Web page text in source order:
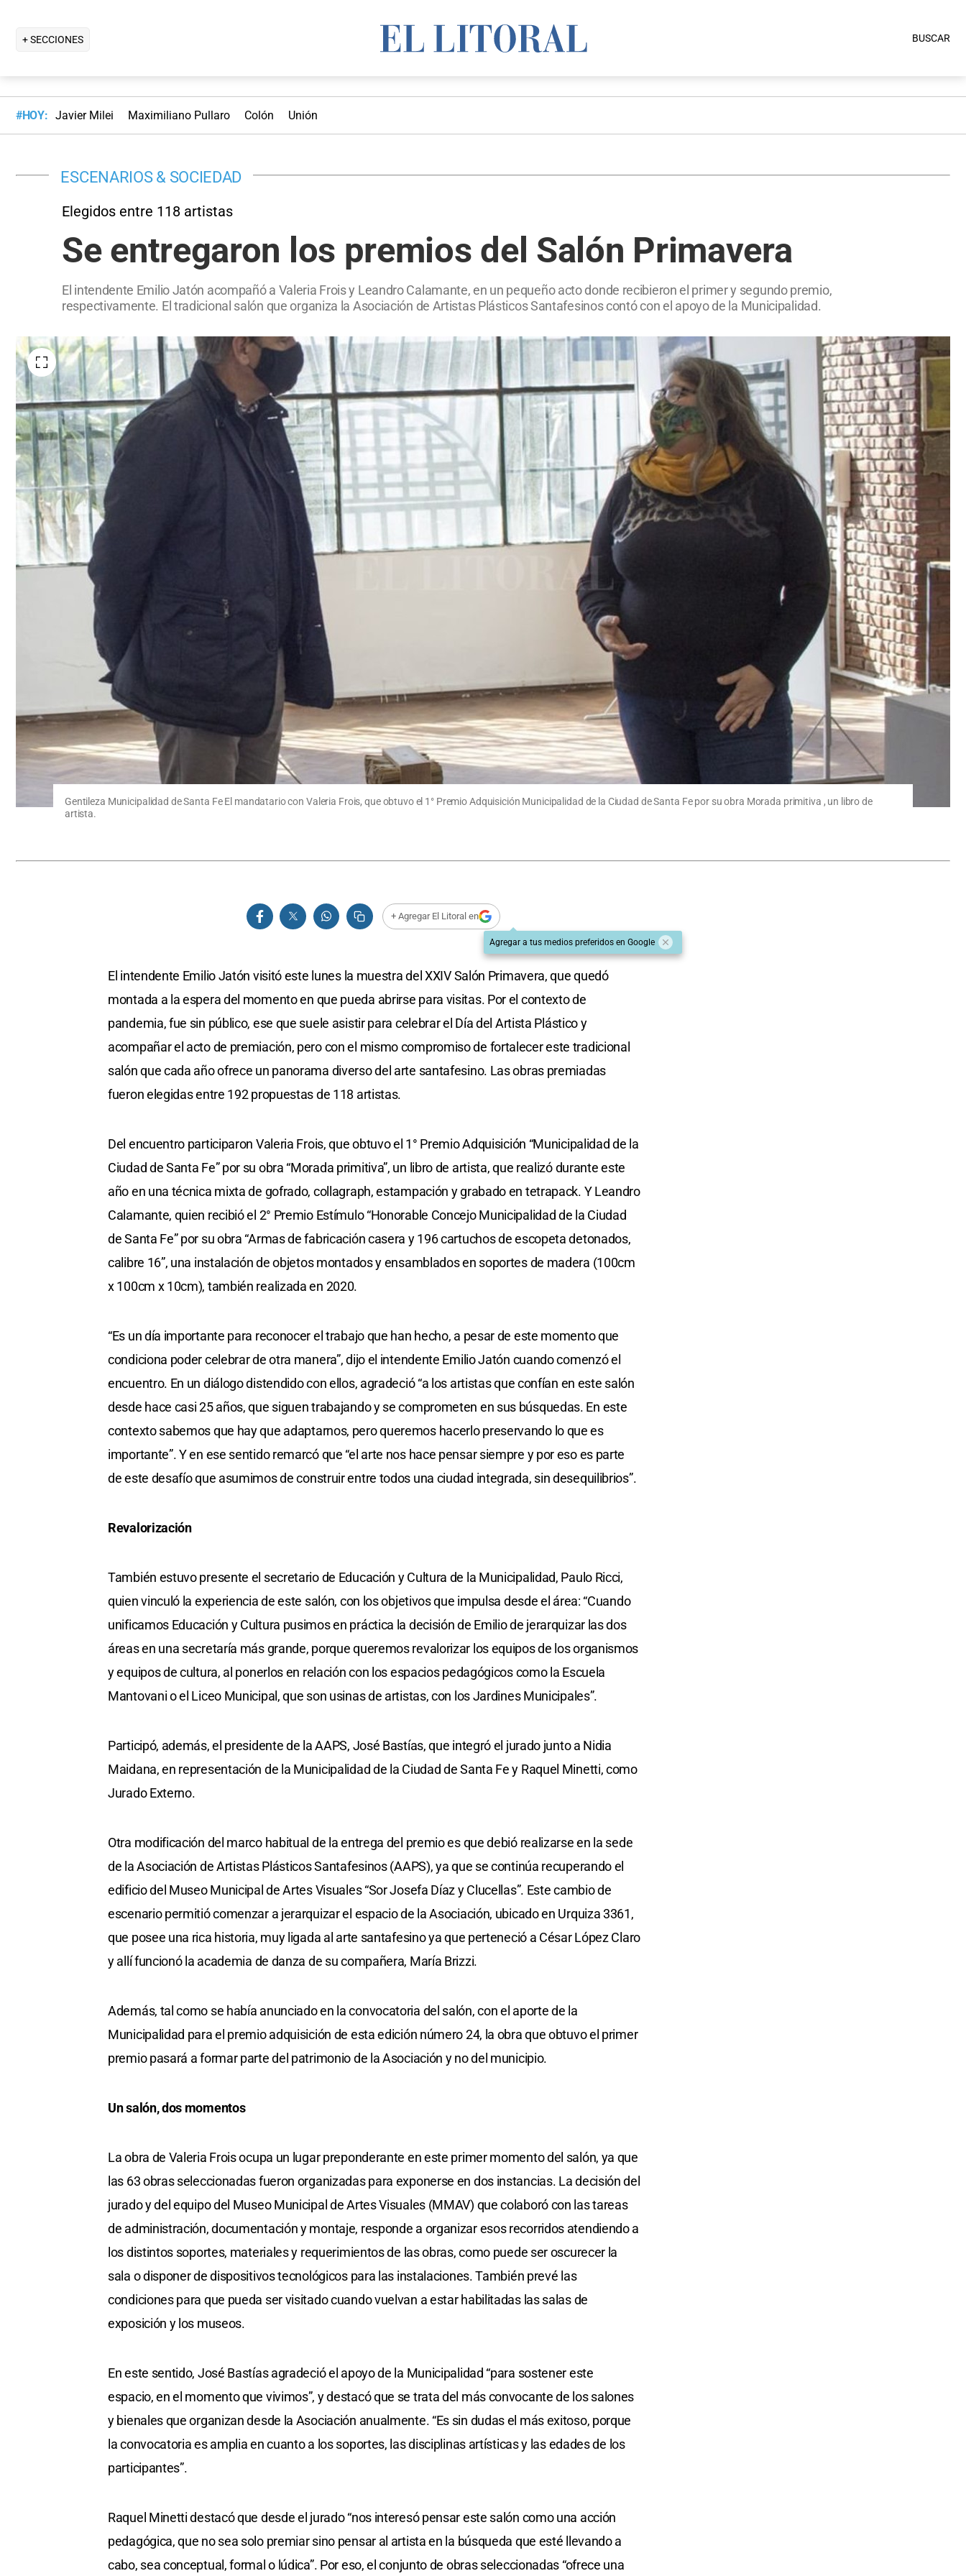
+ SECCIONES BUSCAR
#HOY: Javier Milei Maximiliano Pullaro Colón Unión
ESCENARIOS & SOCIEDAD
Elegidos entre 118 artistas
Se entregaron los premios del Salón Primavera
El intendente Emilio Jatón acompañó a Valeria Frois y Leandro Calamante, en un pequeño acto donde recibieron el primer y segundo premio,
respectivamente. El tradicional salón que organiza la Asociación de Artistas Plásticos Santafesinos contó con el apoyo de la Municipalidad.
Gentileza Municipalidad de Santa Fe El mandatario con Valeria Frois, que obtuvo el 1° Premio Adquisición Municipalidad de la Ciudad de Santa Fe por su obra Morada primitiva , un libro de
artista.
+ Agregar El Litoral en
Agregar a tus medios preferidos en Google
El intendente Emilio Jatón visitó este lunes la muestra del XXIV Salón Primavera, que quedó
montada a la espera del momento en que pueda abrirse para visitas. Por el contexto de
pandemia, fue sin público, ese que suele asistir para celebrar el Día del Artista Plástico y
acompañar el acto de premiación, pero con el mismo compromiso de fortalecer este tradicional
salón que cada año ofrece un panorama diverso del arte santafesino. Las obras premiadas
fueron elegidas entre 192 propuestas de 118 artistas.
Del encuentro participaron Valeria Frois, que obtuvo el 1° Premio Adquisición “Municipalidad de la
Ciudad de Santa Fe” por su obra “Morada primitiva”, un libro de artista, que realizó durante este
año en una técnica mixta de gofrado, collagraph, estampación y grabado en tetrapack. Y Leandro
Calamante, quien recibió el 2° Premio Estímulo “Honorable Concejo Municipalidad de la Ciudad
de Santa Fe” por su obra “Armas de fabricación casera y 196 cartuchos de escopeta detonados,
calibre 16”, una instalación de objetos montados y ensamblados en soportes de madera (100cm
x 100cm x 10cm), también realizada en 2020.
“Es un día importante para reconocer el trabajo que han hecho, a pesar de este momento que
condiciona poder celebrar de otra manera”, dijo el intendente Emilio Jatón cuando comenzó el
encuentro. En un diálogo distendido con ellos, agradeció “a los artistas que confían en este salón
desde hace casi 25 años, que siguen trabajando y se comprometen en sus búsquedas. En este
contexto sabemos que hay que adaptarnos, pero queremos hacerlo preservando lo que es
importante”. Y en ese sentido remarcó que “el arte nos hace pensar siempre y por eso es parte
de este desafío que asumimos de construir entre todos una ciudad integrada, sin desequilibrios”.
Revalorización
También estuvo presente el secretario de Educación y Cultura de la Municipalidad, Paulo Ricci,
quien vinculó la experiencia de este salón, con los objetivos que impulsa desde el área: “Cuando
unificamos Educación y Cultura pusimos en práctica la decisión de Emilio de jerarquizar las dos
áreas en una secretaría más grande, porque queremos revalorizar los equipos de los organismos
y equipos de cultura, al ponerlos en relación con los espacios pedagógicos como la Escuela
Mantovani o el Liceo Municipal, que son usinas de artistas, con los Jardines Municipales”.
Participó, además, el presidente de la AAPS, José Bastías, que integró el jurado junto a Nidia
Maidana, en representación de la Municipalidad de la Ciudad de Santa Fe y Raquel Minetti, como
Jurado Externo.
Otra modificación del marco habitual de la entrega del premio es que debió realizarse en la sede
de la Asociación de Artistas Plásticos Santafesinos (AAPS), ya que se continúa recuperando el
edificio del Museo Municipal de Artes Visuales “Sor Josefa Díaz y Clucellas”. Este cambio de
escenario permitió comenzar a jerarquizar el espacio de la Asociación, ubicado en Urquiza 3361,
que posee una rica historia, muy ligada al arte santafesino ya que perteneció a César López Claro
y allí funcionó la academia de danza de su compañera, María Brizzi.
Además, tal como se había anunciado en la convocatoria del salón, con el aporte de la
Municipalidad para el premio adquisición de esta edición número 24, la obra que obtuvo el primer
premio pasará a formar parte del patrimonio de la Asociación y no del municipio.
Un salón, dos momentos
La obra de Valeria Frois ocupa un lugar preponderante en este primer momento del salón, ya que
las 63 obras seleccionadas fueron organizadas para exponerse en dos instancias. La decisión del
jurado y del equipo del Museo Municipal de Artes Visuales (MMAV) que colaboró con las tareas
de administración, documentación y montaje, responde a organizar esos recorridos atendiendo a
los distintos soportes, materiales y requerimientos de las obras, como puede ser oscurecer la
sala o disponer de dispositivos tecnológicos para las instalaciones. También prevé las
condiciones para que pueda ser visitado cuando vuelvan a estar habilitadas las salas de
exposición y los museos.
En este sentido, José Bastías agradeció el apoyo de la Municipalidad “para sostener este
espacio, en el momento que vivimos”, y destacó que se trata del más convocante de los salones
y bienales que organizan desde la Asociación anualmente. “Es sin dudas el más exitoso, porque
la convocatoria es amplia en cuanto a los soportes, las disciplinas artísticas y las edades de los
participantes”.
Raquel Minetti destacó que desde el jurado “nos interesó pensar este salón como una acción
pedagógica, que no sea solo premiar sino pensar al artista en la búsqueda que esté llevando a
cabo, sea conceptual, formal o lúdica”. Por eso, el conjunto de obras seleccionadas “ofrece una